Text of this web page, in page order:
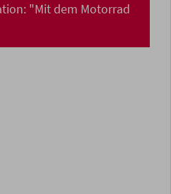
"Mit dem Motorrad